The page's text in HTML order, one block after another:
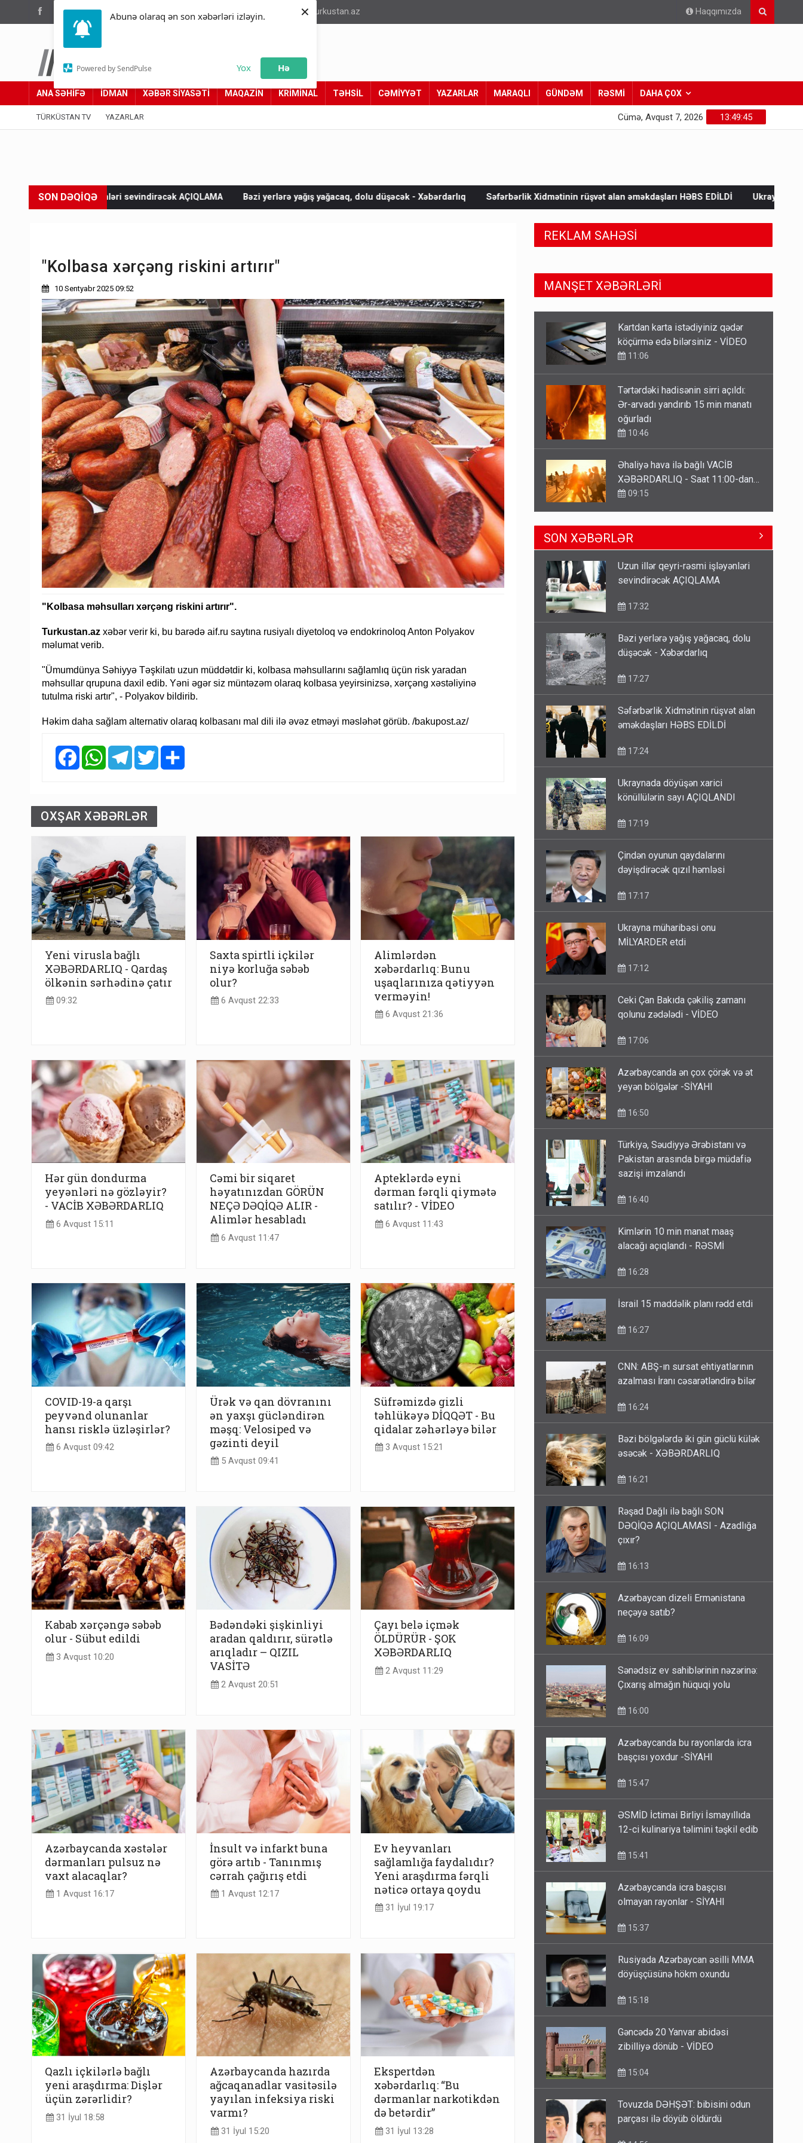
Abunə olaraq ən son xəbərləri izləyin.
Powered by SendPulse Yox Hə
×
(012) 449 94 05 info@turkustan.az Haqqımızda
Türküstan.az
Adımız yolumuzdur
ANA SƏHİFƏ İDMAN XƏBƏR SİYASƏTİ MAQAZİN KRİMİNAL TƏHSİL CƏMİYYƏT YAZARLAR MARAQLI GÜNDƏM RƏSMİ DAHA ÇOX
TÜRKÜSTAN TV YAZARLAR 13:49:46
Cümə, Avqust 7, 2026
SON DƏQİQƏ
sevindirəcək AÇIQLAMA Bəzi yerlərə yağış yağacaq, dolu düşəcək - Xəbərdarlıq Səfərbərlik Xidmətinin rüşvət alan əməkdaşları HƏBS EDİLDİ Ukraynada döyüşən xarici
"Kolbasa xərçəng riskini artırır"
10 Sentyabr 2025 09:52
"Kolbasa məhsulları xərçəng riskini artırır".
Turkustan.az xəbər verir ki, bu barədə aif.ru saytına rusiyalı diyetoloq və endokrinoloq Anton Polyakov
məlumat verib.
"Ümumdünya Səhiyyə Təşkilatı uzun müddətdir ki, kolbasa məhsullarını sağlamlıq üçün risk yaradan
məhsullar qrupuna daxil edib. Yəni əgər siz müntəzəm olaraq kolbasa yeyirsinizsə, xərçəng xəstəliyinə
tutulma riski artır", - Polyakov bildirib.
Həkim daha sağlam alternativ olaraq kolbasanı mal dili ilə əvəz etməyi məsləhət görüb. /bakupost.az/
FacebookWhatsAppTelegramTwitter
OXŞAR XƏBƏRLƏR
Yeni virusla bağlı
XƏBƏRDARLIQ - Qardaş
ölkənin sərhədinə çatır
09:32
Saxta spirtli içkilər
niyə korluğa səbəb
olur?
6 Avqust 22:33
Alimlərdən
xəbərdarlıq: Bunu
uşaqlarınıza qətiyyən
verməyin!
6 Avqust 21:36
Hər gün dondurma
yeyənləri nə gözləyir?
- VACİB XƏBƏRDARLIQ
6 Avqust 15:11
Cəmi bir siqaret
həyatınızdan GÖRÜN
NEÇƏ DƏQİQƏ ALIR -
Alimlər hesabladı
6 Avqust 11:47
Apteklərdə eyni
dərman fərqli qiymətə
satılır? - VİDEO
6 Avqust 11:43
COVID-19-a qarşı
peyvənd olunanlar
hansı risklə üzləşirlər?
6 Avqust 09:42
Ürək və qan dövranını
ən yaxşı gücləndirən
məşq: Velosiped və
gəzinti deyil
5 Avqust 09:41
Süfrəmizdə gizli
təhlükəyə DİQQƏT - Bu
qidalar zəhərləyə bilər
3 Avqust 15:21
Kabab xərçəngə səbəb
olur - Sübut edildi
3 Avqust 10:20
Bədəndəki şişkinliyi
aradan qaldırır, sürətlə
arıqladır – QIZIL
VASİTƏ
2 Avqust 20:51
Çayı belə içmək
ÖLDÜRÜR - ŞOK
XƏBƏRDARLIQ
2 Avqust 11:29
Azərbaycanda xəstələr
dərmanları pulsuz nə
vaxt alacaqlar?
1 Avqust 16:17
İnsult və infarkt buna
görə artıb - Tanınmış
cərrah çağırış etdi
1 Avqust 12:17
Ev heyvanları
sağlamlığa faydalıdır?
Yeni araşdırma fərqli
nəticə ortaya qoydu
31 İyul 19:17
Qazlı içkilərlə bağlı
yeni araşdırma: Dişlər
üçün zərərlidir?
31 İyul 18:58
Azərbaycanda hazırda
ağcaqanadlar vasitəsilə
yayılan infeksiya riski
varmı?
31 İyul 15:20
Ekspertdən
xəbərdarlıq: “Bu
dərmanlar narkotikdən
də betərdir”
31 İyul 13:28
REKLAM SAHƏSİ
MANŞET XƏBƏRLƏRİ
Tərtərdəki hadisənin sirri açıldı:
Ər-arvadı yandırıb 15 min manatı
oğurladı
Əhaliyə hava ilə bağlı VACİB
XƏBƏRDARLIQ - Saat 11:00-dan…
09:15
ŞOK! David Seliverstov ölkədən
qaçdı
6 Avqust 14:14
Geri çağırılan səfir Abel
Məhərrəmovun oğludur - DOSYE
hüquq və vəzifələr verilib
Kartdan karta istədiyiniz qədər
11:06
SON XƏBƏRLƏR
Uzun illər qeyri-rəsmi işləyənləri
sevindirəcək AÇIQLAMA
17:32
Bəzi yerlərə yağış yağacaq, dolu
düşəcək - Xəbərdarlıq
17:27
Səfərbərlik Xidmətinin rüşvət alan
əməkdaşları HƏBS EDİLDİ
17:24
Ukraynada döyüşən xarici
könüllülərin sayı AÇIQLANDI
17:19
Çindən oyunun qaydalarını
dəyişdirəcək qızıl həmləsi
17:17
Ukrayna müharibəsi onu
MİLYARDER etdi
17:12
Ceki Çan Bakıda çəkiliş zamanı
qolunu zədələdi - VİDEO
17:06
Azərbaycanda ən çox çörək və ət
yeyən bölgələr -SİYAHI
16:50
Türkiyə, Səudiyyə Ərəbistanı və
Pakistan arasında birgə müdafiə
sazişi imzalandı
16:40
Kimlərin 10 min manat maaş
alacağı açıqlandı - RƏSMİ
16:28
İsrail 15 maddəlik planı rədd etdi
16:27
CNN: ABŞ-ın sursat ehtiyatlarının
azalması İranı cəsarətləndirə bilər
16:24
Bəzi bölgələrdə iki gün güclü külək
əsəcək - XƏBƏRDARLIQ
16:21
Rəşad Dağlı ilə bağlı SON
DƏQİQƏ AÇIQLAMASI - Azadlığa
çıxır?
16:13
Azərbaycan dizeli Ermənistana
neçəyə satıb?
16:09
Sənədsiz ev sahiblərinin nəzərinə:
Çıxarış almağın hüquqi yolu
16:00
Azərbaycanda bu rayonlarda icra
başçısı yoxdur -SİYAHI
15:47
ƏSMİD İctimai Birliyi İsmayıllıda
12-ci kulinariya təlimini təşkil edib
15:41
Azərbaycanda icra başçısı
olmayan rayonlar - SİYAHI
15:37
Rusiyada Azərbaycan əsilli MMA
döyüşçüsünə hökm oxundu
15:18
Gəncədə 20 Yanvar abidəsi
zibilliyə dönüb - VİDEO
15:04
Tovuzda DƏHŞƏT: bibisini odun
parçası ilə döyüb öldürdü